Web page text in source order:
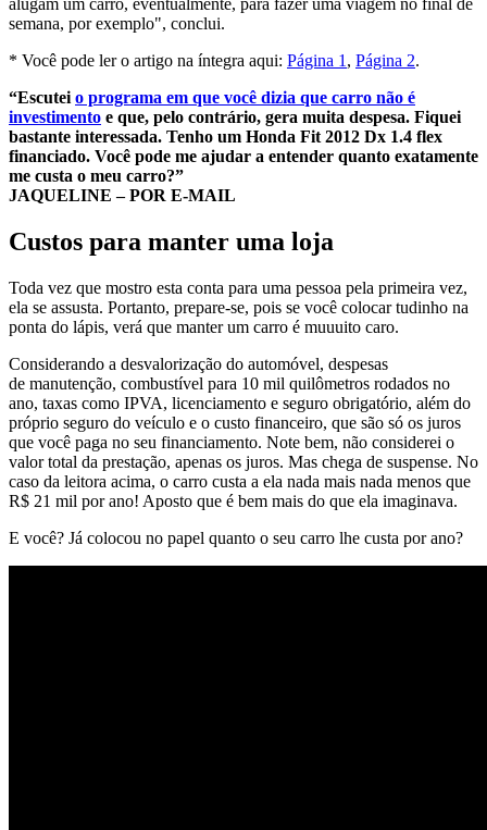
alugam um carro, eventualmente, para fazer uma viagem no final de
semana, por exemplo", conclui.
* Você pode ler o artigo na íntegra aqui: Página 1 , Página 2.
“Escutei o programa em que você dizia que carro não é
investimento e que, pelo contrário, gera muita despesa. Fiquei
bastante interessada. Tenho um Honda Fit 2012 Dx 1.4 flex
financiado. Você pode me ajudar a entender quanto exatamente
me custa o meu carro?”
JAQUELINE – POR E-MAIL
Custos para manter uma loja
Toda vez que mostro esta conta para uma pessoa pela primeira vez,
ela se assusta. Portanto, prepare-se, pois se você colocar tudinho na
ponta do lápis, verá que manter um carro é muuuito caro.
Considerando a desvalorização do automóvel, despesas
de manutenção, combustível para 10 mil quilômetros rodados no
ano, taxas como IPVA, licenciamento e seguro obrigatório, além do
próprio seguro do veículo e o custo financeiro, que são só os juros
que você paga no seu financiamento. Note bem, não considerei o
valor total da prestação, apenas os juros. Mas chega de suspense. No
caso da leitora acima, o carro custa a ela nada mais nada menos que
R$ 21 mil por ano! Aposto que é bem mais do que ela imaginava.
E você? Já colocou no papel quanto o seu carro lhe custa por ano?